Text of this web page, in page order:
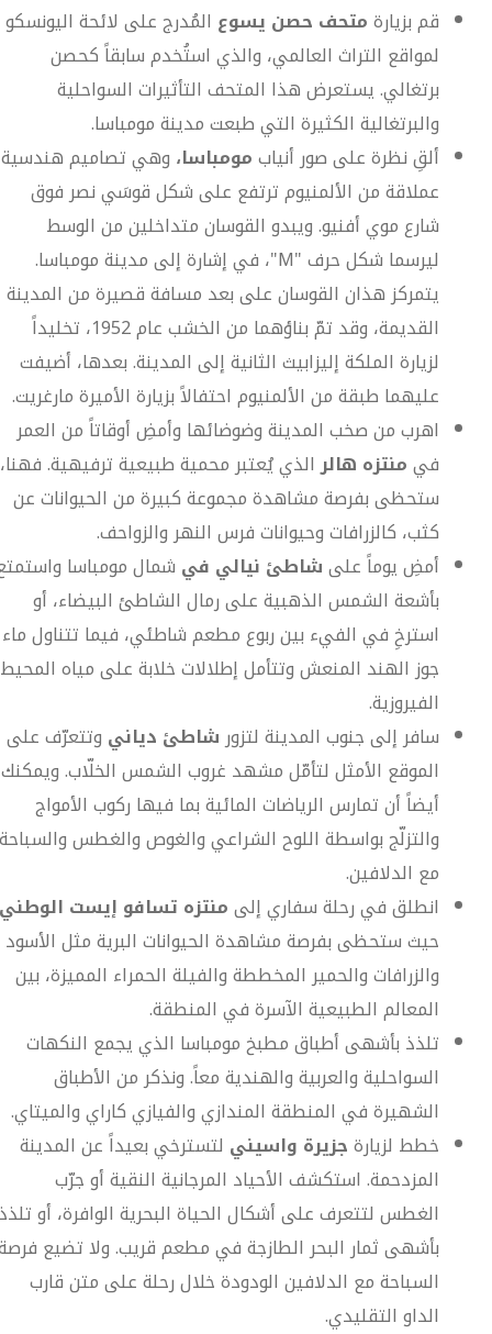
قم بزيارةمتحف حصن يسوع المُدرج على لائحة اليونسكو
لمواقع التراث العالمي، والذي استُخدم سابقاً كحصن
برتغالي. يستعرض هذا المتحف التأثيرات السواحلية
والبرتغالية الكثيرة التي طبعت مدينة مومباسا.
ألقِ نظرة على صور أنيابمومباسا، وهي تصاميم هندسية
عملاقة من الألمنيوم ترتفع على شكل قوسَي نصر فوق
شارع موي أفنيو. ويبدو القوسان متداخلين من الوسط
ليرسما شكل حرف "M"، في إشارة إلى مدينة مومباسا.
يتمركز هذان القوسان على بعد مسافة قصيرة من المدينة
القديمة، وقد تمّ بناؤهما من الخشب عام 1952، تخليداً
لزيارة الملكة إليزابيث الثانية إلى المدينة. بعدها، أضيفت
عليهما طبقة من الألمنيوم احتفالاً بزيارة الأميرة مارغريت.
اهرب من صخب المدينة وضوضائها وأمضِ أوقاتاً من العمر
فيمنتزه هالرالذي يُعتبر محمية طبيعية ترفيهية. فهنا،
ستحظى بفرصة مشاهدة مجموعة كبيرة من الحيوانات عن
كثب، كالزرافات وحيوانات فرس النهر والزواحف.
أمضِ يوماً علىشاطئ نيالي في شمال مومباسا
بأشعة الشمس الذهبية على رمال الشاطئ البيضاء، أو
استرخِ في الفيء بين ربوع مطعم شاطئي، فيما تتناول ماء
جوز الهند المنعش وتتأمل إطلالات خلابة على مياه المحيط
الفيروزية.
سافر إلى جنوب المدينة لتزور شاطئ دياني وتتعرّف على
الموقع الأمثل لتأمّل مشهد غروب الشمس الخلّاب. ويمكنك
أيضاً أن تمارس الرياضات المائية بما فيها ركوب الأمواج
والتزلّج بواسطة اللوح الشراعي والغوص والغطس والسباحة
مع الدلافين.
انطلق في رحلة سفاري إلىمنتزه تسافو إيست
حيث ستحظى بفرصة مشاهدة الحيوانات البرية مثل الأسود
والزرافات والحمير المخططة والفيلة الحمراء المميزة، بين
المعالم الطبيعية الآسرة في المنطقة.
تلذذ بأشهى أطباق مطبخ مومباسا الذي يجمع النكهات
السواحلية والعربية والهندية معاً. ونذكر من الأطباق
الشهيرة في المنطقة المندازي والفيازي كاراي والميتاي.
خطط لزيارةجزيرة واسيني لتسترخي بعيداً عن المدينة
المزدحمة. استكشف الأحياد المرجانية النقية أو جرّب
الغطس لتتعرف على أشكال الحياة البحرية الوافرة، أو
بأشهى ثمار البحر الطازجة في مطعم قريب. ولا تضيع
السباحة مع الدلافين الودودة خلال رحلة على متن قارب
الداو التقليدي.